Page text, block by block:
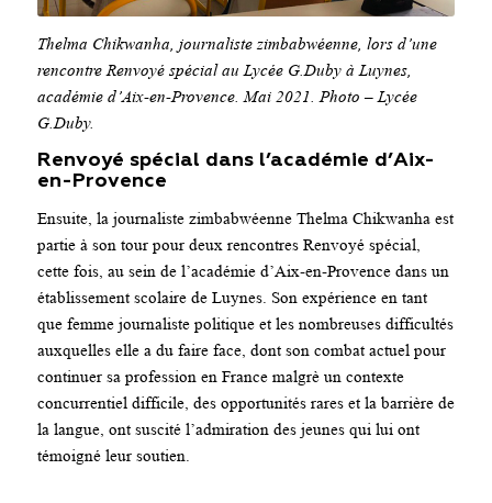
Thelma Chikwanha, journaliste zimbabwéenne, lors d’une
rencontre Renvoyé spécial au Lycée G.Duby à Luynes,
académie d’Aix-en-Provence. Mai 2021. Photo – Lycée
G.Duby.
Renvoyé spécial dans l’académie d’Aix-
en-Provence
Ensuite, la journaliste zimbabwéenne Thelma Chikwanha est
partie à son tour pour deux rencontres Renvoyé spécial,
cette fois, au sein de l’académie d’Aix-en-Provence dans un
établissement scolaire de Luynes. Son expérience en tant
que femme journaliste politique et les nombreuses difficultés
auxquelles elle a du faire face, dont son combat actuel pour
continuer sa profession en France malgrè un contexte
concurrentiel difficile, des opportunités rares et la barrière de
la langue, ont suscité l’admiration des jeunes qui lui ont
témoigné leur soutien.